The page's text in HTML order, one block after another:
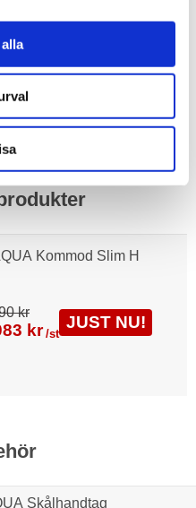
Kommod Slim H
kr
kr /st
JUST NU!
Skålhandtag